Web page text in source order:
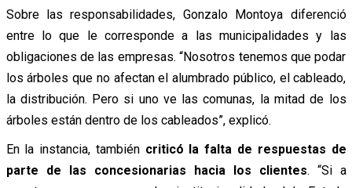
Sobre las responsabilidades, Gonzalo Montoya diferenció
entre lo que le corresponde a las municipalidades y las
obligaciones de las empresas. “Nosotros tenemos que podar
los árboles que no afectan el alumbrado público, el cableado,
la distribución. Pero si uno ve las comunas, la mitad de los
árboles están dentro de los cableados”, explicó.
En la instancia, también criticó la falta de respuestas de
parte de las concesionarias hacia los clientes. “Si a